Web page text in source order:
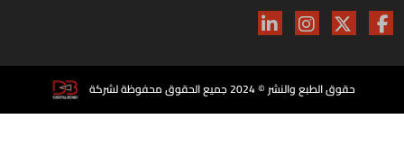
حقوق الطبع والنشر © 2024 جميع الحقوق محفوظة لشركة